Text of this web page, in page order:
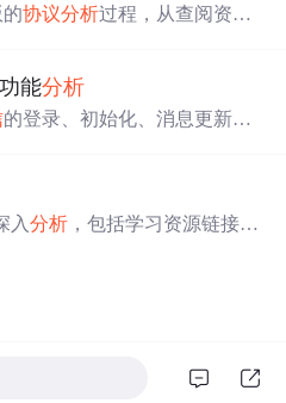
的协议分析过程，从查阅资
能分析
的登录、初始化、消息更新和
请
机制。
入分析 ，包括学习资源链接、